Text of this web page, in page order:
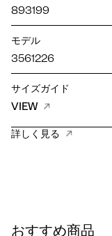
893199
モデル
3561226
サイズガイド
VIEW
詳しく見る
おすすめ商品